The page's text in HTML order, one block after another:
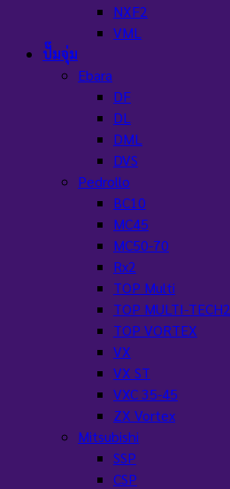
NXF2
VML
ปั๊มจุ่ม
Ebara
DF
DL
DML
DVS
Pedrollo
BC10
MC45
MC50-70
Rx2
TOP Multi
TOP MULTI-TECH2
TOP VORTEX
VX
VX ST
VXC 35-45
ZX Vortex
Mitsubishi
SSP
CSP